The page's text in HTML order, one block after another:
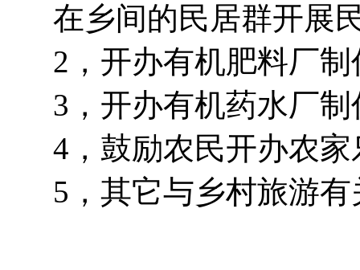
在乡间的民居群开展
2，开办有机肥料厂
3，开办有机药水厂
4，鼓励农民开办农
5，其它与乡村旅游